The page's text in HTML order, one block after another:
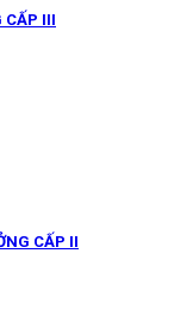
CẤP III
CẤP II